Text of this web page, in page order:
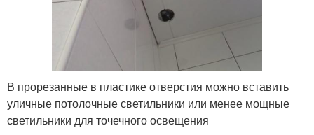
В прорезанные в пластике отверстия можно вставить
уличные потолочные светильники или менее мощные
светильники для точечного освещения